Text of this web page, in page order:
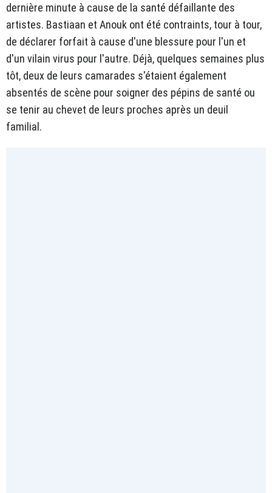
dernière minute à cause de la santé défaillante des
artistes. Bastiaan et Anouk ont été contraints, tour à tour,
de déclarer forfait à cause d'une blessure pour l'un et
d'un vilain virus pour l'autre. Déjà, quelques semaines plus
tôt, deux de leurs camarades s'étaient également
absentés de scène pour soigner des pépins de santé ou
se tenir au chevet de leurs proches après un deuil
familial.